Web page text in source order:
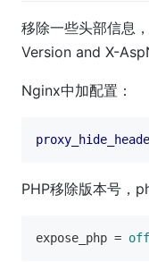
移除一些头部信息
Version and X-
Nginx中加配置：
PHP移除版本号，
expose_php = off